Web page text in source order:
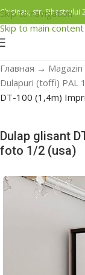
Skip to navigation
Skip to main content
Chisinau, str. Sihastrului
Главная → Magazin
Dulapuri (toffi) PAL
DТ-100 (1,4m)
Dulap glisant
foto 1/2 (usa)